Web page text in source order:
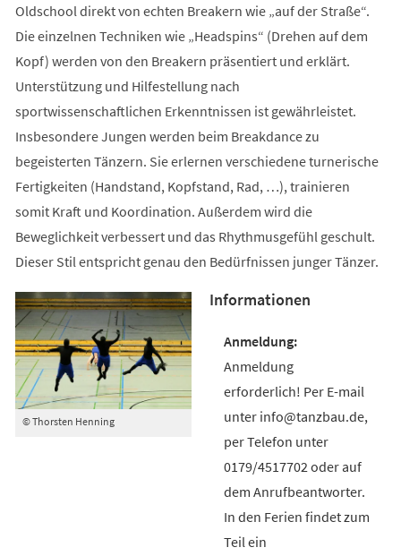
Oldschool direkt von echten Breakern wie „auf der Straße“.
Die einzelnen Techniken wie „Headspins“ (Drehen auf dem
Kopf) werden von den Breakern präsentiert und erklärt.
Unterstützung und Hilfestellung nach
sportwissenschaftlichen Erkenntnissen ist gewährleistet.
Insbesondere Jungen werden beim Breakdance zu
begeisterten Tänzern. Sie erlernen verschiedene turnerische
Fertigkeiten (Handstand, Kopfstand, Rad, …), trainieren
somit Kraft und Koordination. Außerdem wird die
Beweglichkeit verbessert und das Rhythmusgefühl geschult.
Dieser Stil entspricht genau den Bedürfnissen junger Tänzer.
© Thorsten Henning
Informationen
Anmeldung
erforderlich! Per E-mail
unter info@tanzbau.de,
per Telefon unter
0179/4517702 oder auf
dem Anrufbeantworter.
In den Ferien findet zum
Teil ein